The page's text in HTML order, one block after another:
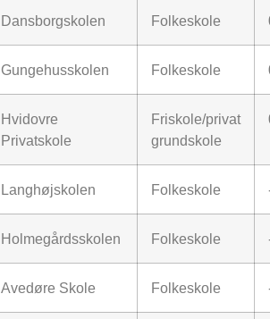
Dansborgskolen Folkeskole
Gungehusskolen Folkeskole
Hvidovre
Privatskole
Friskole/privat
grundskole
Langhøjskolen Folkeskole
Holmegårdsskolen Folkeskole
Avedøre Skole Folkeskole